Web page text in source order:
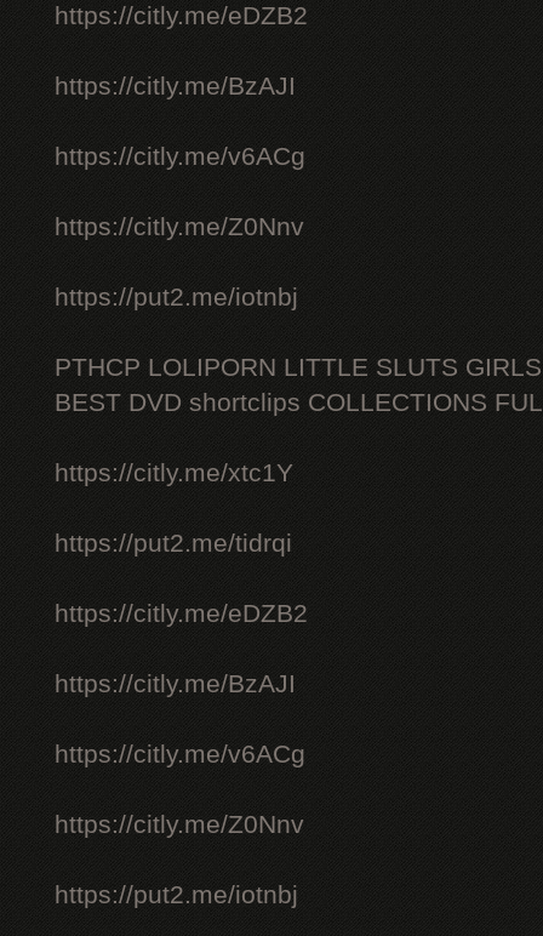
https://citly.me/eDZB2
https://citly.me/BzAJI
https://citly.me/v6ACg
https://citly.me/Z0Nnv
https://put2.me/iotnbj
PTHCP LOLIPORN LITTLE SLUTS
BEST DVD shortclips COLLECTIONS
https://citly.me/xtc1Y
https://put2.me/tidrqi
https://citly.me/eDZB2
https://citly.me/BzAJI
https://citly.me/v6ACg
https://citly.me/Z0Nnv
https://put2.me/iotnbj